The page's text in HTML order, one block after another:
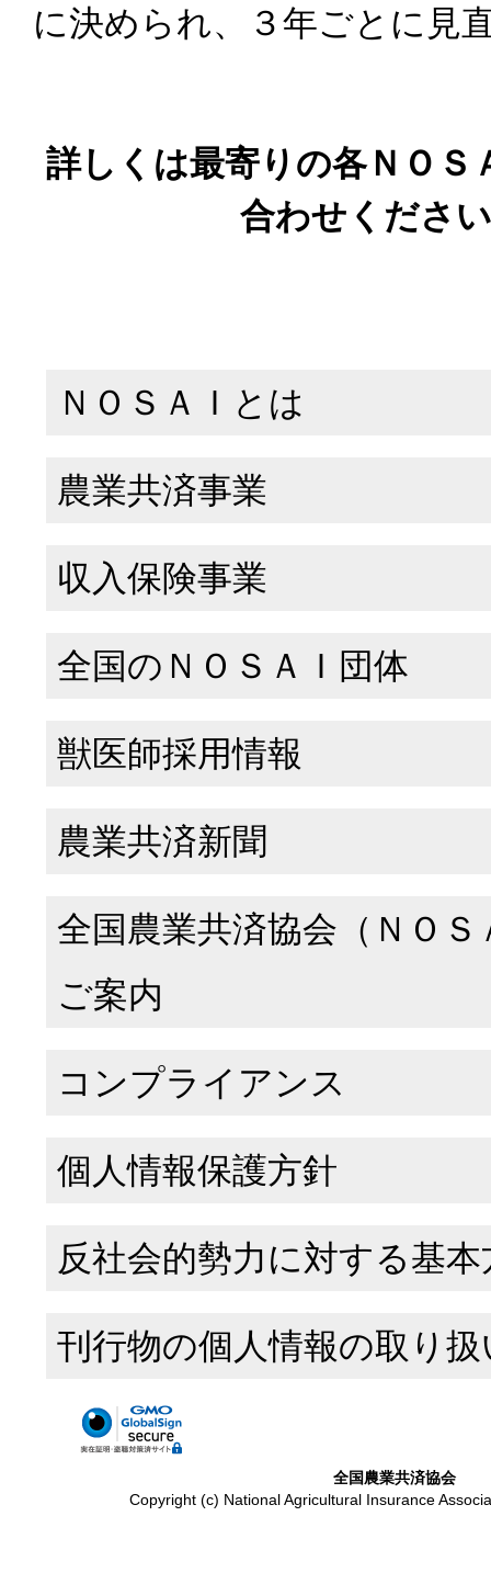
に決められ、３年ごとに見
詳しくは最寄りの各ＮＯＳ
合わせくださ
ＮＯＳＡＩとは
農業共済事業
収入保険事業
全国のＮＯＳＡＩ団体
獣医師採用情報
農業共済新聞
全国農業共済協会（ＮＯＳ
ご案内
コンプライアンス
個人情報保護方針
反社会的勢力に対する基本
刊行物の個人情報の取り扱
全国農業共済協会
Copyright (c) National Agricultural Insurance